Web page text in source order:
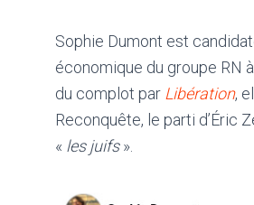
Sophie Dumont est
économique du groupe RN
du complot par Libération,
Reconquête, le parti d’Éric
« les juifs».